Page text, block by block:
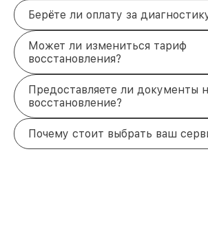
Берёте ли оплату за
Может ли измениться тариф
восстановления?
Предоставляете ли документы
восстановление?
Почему стоит выбрать ваш